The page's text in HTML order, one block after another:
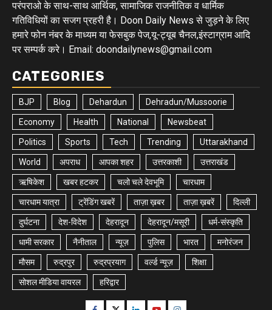
परंपराओ के साथ-साथ आर्थिक, सामाजिक राजनीतिक व धार्मिक
गतिविधियों का सजग प्रहरी है। Doon Daily News से जुड़ने के लिए
हमारे फोन नंबर के माध्यम या फेसबुक पेज,यू-ट्यूब चैनल,इंस्टाग्राम आदि
पर सम्पर्क करे। Email: doondailynews@gmail.com
CATEGORIES
BJP Blog Dehardun Dehradun/Mussoorie
Economy Health National Newsbeat
Politics Sports Tech Trending Uttarakhand
World अपराध आपका शहर उत्तरकाशी उत्तराखंड
ऋषिकेश खबर हटकर चलो चले देवभूमि चारधाम
चारधाम यात्रा ट्रेंडिंग खबरें ताज़ा ख़बर ताज़ा ख़बरें दिल्ली
दुर्घटना देश-विदेश देहरादून देहरादून/मसूरी धर्म-संस्कृति
धामी सरकार नैनीताल न्यूज़ पुलिस भारत मनोरंजन
मौसम रुद्रपुर रुद्रप्रयाग वर्ल्ड न्यूज़ शिक्षा
सोशल मीडिया वायरल हरिद्वार